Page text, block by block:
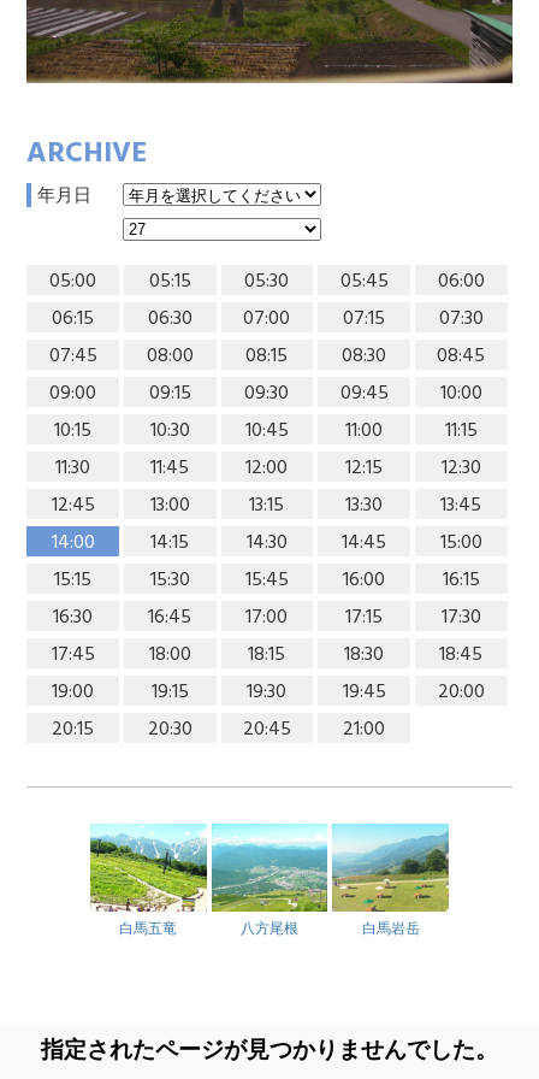
ARCHIVE
年月日
05:00 05:15 05:30 05:45
06:00
06:15
06:30 07:00 07:15
07:30
07:45
08:00 08:15 08:30
08:45
09:00
09:15 09:30 09:45
10:00
10:15
10:30 10:45 11:00
11:15
11:30
11:45 12:00 12:15
12:30
12:45
13:00 13:15 13:30
13:45
14:00
14:15 14:30 14:45
15:00
15:15
15:30 15:45 16:00
16:15
16:30
16:45 17:00 17:15
17:30
17:45
18:00 18:15 18:30
18:45
19:00
19:15 19:30 19:45
20:00
20:15
20:30 20:45 21:00
白馬五竜 八方尾根 白馬岩岳